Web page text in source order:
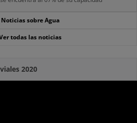
Noticias sobre Agua
todas las noticias
2020